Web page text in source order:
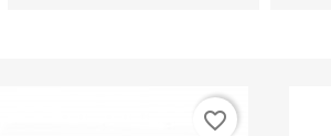
favorite_border